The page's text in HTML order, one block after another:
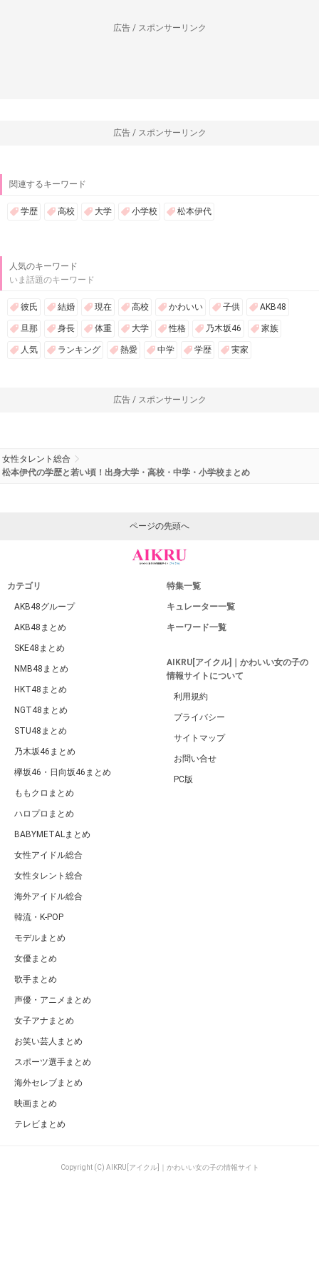
広告 / スポンサーリンク
広告 / スポンサーリンク
関連するキーワード
学歴 高校 大学 小学校 松本伊代
人気のキーワード
いま話題のキーワード
彼氏 結婚 現在 高校 かわいい 子供 AKB48
旦那 身長 体重 大学 性格 乃木坂46 家族
人気 ランキング 熱愛 中学 学歴 実家
広告 / スポンサーリンク
女性タレント総合
松本伊代の学歴と若い頃！出身大学・高校・中学・小学校まとめ
ページの先頭へ
カテゴリ
AKB48グループ
AKB48まとめ
SKE48まとめ
NMB48まとめ
HKT48まとめ
NGT48まとめ
STU48まとめ
乃木坂46まとめ
欅坂46・日向坂46まとめ
ももクロまとめ
ハロプロまとめ
BABYMETALまとめ
女性アイドル総合
女性タレント総合
海外アイドル総合
韓流・K-POP
モデルまとめ
女優まとめ
歌手まとめ
声優・アニメまとめ
女子アナまとめ
お笑い芸人まとめ
スポーツ選手まとめ
海外セレブまとめ
映画まとめ
テレビまとめ
特集一覧
キュレーター一覧
キーワード一覧
AIKRU[アイクル]｜かわいい女の子の
情報サイトについて
利用規約
プライバシー
サイトマップ
お問い合せ
PC版
Copyright (C) AIKRU[アイクル]｜かわいい女の子の情報サイト